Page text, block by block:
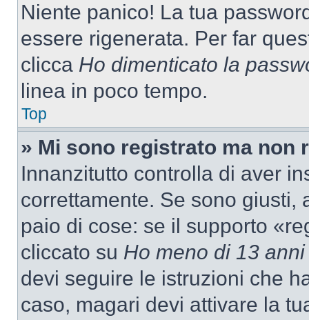
Niente panico! La tua
essere rigenerata. Per far
clicca Ho dimenticato la
linea in poco tempo.
Top
» Mi sono registrato ma non
Innanzitutto controlla di aver
correttamente. Se sono giusti,
paio di cose: se il supporto
cliccato su Ho meno di 13 anni
devi seguire le istruzioni che
caso, magari devi attivare la